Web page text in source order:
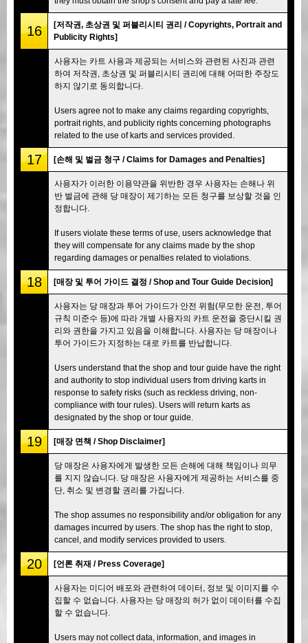
16
[저작권, 초상권 및 퍼블리시티 권리 / Copyrights, Portrait and
Publicity Rights]
사용자는 카트 사용과 제공되는 서비스와 관련된 사진과 관련
하여 저작권, 초상권 및 퍼블리시티 권리에 대해 어떠한 주장도
하지 않기로 동의합니다.
Users agree not to make any claims regarding copyrights,
portrait rights, and publicity rights concerning photographs
related to the use of karts and services provided.
17 [손해 및 벌금 청구 / Claims for Damages and Penalties]
사용자가 이러한 이용약관을 위반한 경우 사용자는 손해나 위
반 벌금에 관해 당 매장이 제기하는 모든 청구를 보상할 것을 인
정합니다.
If users violate these terms of use, users acknowledge that
they will compensate for any claims made by the shop
regarding damages or penalties related to violations.
18 [매장 및 투어 가이드 결정 / Shop and Tour Guide Decision]
사용자는 당 매장과 투어 가이드가 안전 위험(무모한 운전, 투어
규칙 미준수 등)에 따라 개별 사용자의 카트 운전을 중단시킬 권
리와 권한을 가지고 있음을 이해합니다. 사용자는 당 매장이나
투어 가이드가 지정하는 대로 카트를 반납합니다.
Users understand that the shop and tour guide have the right
and authority to stop individual users from driving karts in
response to safety risks (such as reckless driving, non-
compliance with tour rules). Users will return karts as
designated by the shop or tour guide.
19 [매장 면책 / Shop Disclaimer]
당 매장은 사용자에게 발생한 모든 손해에 대해 책임이나 의무
를 지지 않습니다. 당 매장은 사용자에게 제공하는 서비스를 중
단, 취소 및 변경할 권리를 가집니다.
The shop assumes no responsibility and/or obligation for any
damages incurred by users. The shop has the right to stop,
cancel, and modify services provided to users.
20 [언론 취재 / Press Coverage]
사용자는 미디어 배포와 관련하여 데이터, 정보 및 이미지를 수
집할 수 없습니다. 사용자는 당 매장의 허가 없이 데이터를 수집
할 수 없습니다.
Users may not collect data, information, and images in